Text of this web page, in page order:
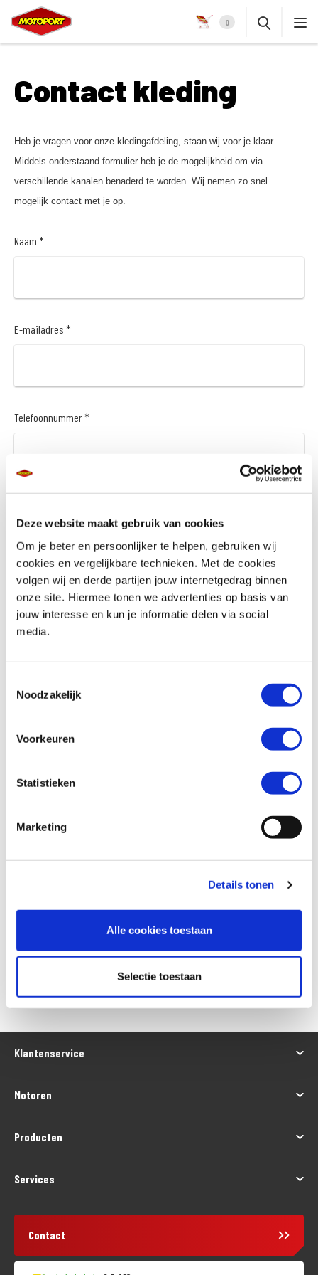
Deze website maakt gebruik van cookies
Om je beter en persoonlijker te helpen, gebruiken wij
cookies en vergelijkbare technieken. Met de cookies
volgen wij en derde partijen jouw internetgedrag binnen
onze site. Hiermee tonen we advertenties op basis van
jouw interesse en kun je informatie delen via social
media.
Noodzakelijk
Voorkeuren
Statistieken
Marketing
Details tonen
Alle cookies toestaan
Selectie toestaan
0
Contact kleding
Heb je vragen voor onze kledingafdeling, staan wij voor je klaar.
Middels onderstaand formulier heb je de mogelijkheid om via
verschillende kanalen benaderd te worden. Wij nemen zo snel
mogelijk contact met je op.
Naam *
E-mailadres *
Telefoonnummer *
Keuze van contact *
Klantenservice
Motoren
Producten
Services
Contact